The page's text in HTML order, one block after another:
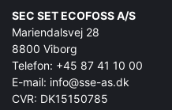
SEC SET ECOFOSS A/S
Mariendalsvej 28
8800 Viborg
Telefon: +45 87 41 10 00
E-mail: info@sse-as.dk
CVR: DK15150785